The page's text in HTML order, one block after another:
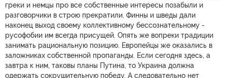
греки и немцы про все собственные интересы позабыли и
разговорчики в строю прекратили. Финны и шведы дали
наконец выход своему коллективному бессознательному -
русофобии им всегда присущей. Опять же вопреки традиции
занимать рациональную позицию. Европейцы же оказались в
заложниках собственной пропаганды. Если сегодня здесь, а
завтра к ним, таковы планы Путина, то Украина должна
одержать сокрушительную победу. А следовательно нет